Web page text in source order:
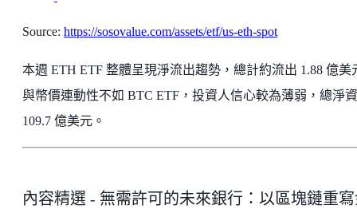
Source: https://sosovalue.com/assets/etf/us-eth-spot
本週 ETH ETF 整體呈現淨流出趨勢，總計約流出 1.88 億美
與幣價連動性不如 BTC ETF，投資人信心較為薄弱，總淨
109.7 億美元。
內容精選 - 無需許可的未來銀行：以區塊鏈重